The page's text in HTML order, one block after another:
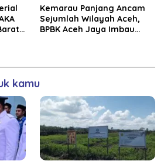
Kemarau Panjang Ancam
Sejumlah Wilayah Aceh,
BPBK Aceh Jaya Imbau
kamu